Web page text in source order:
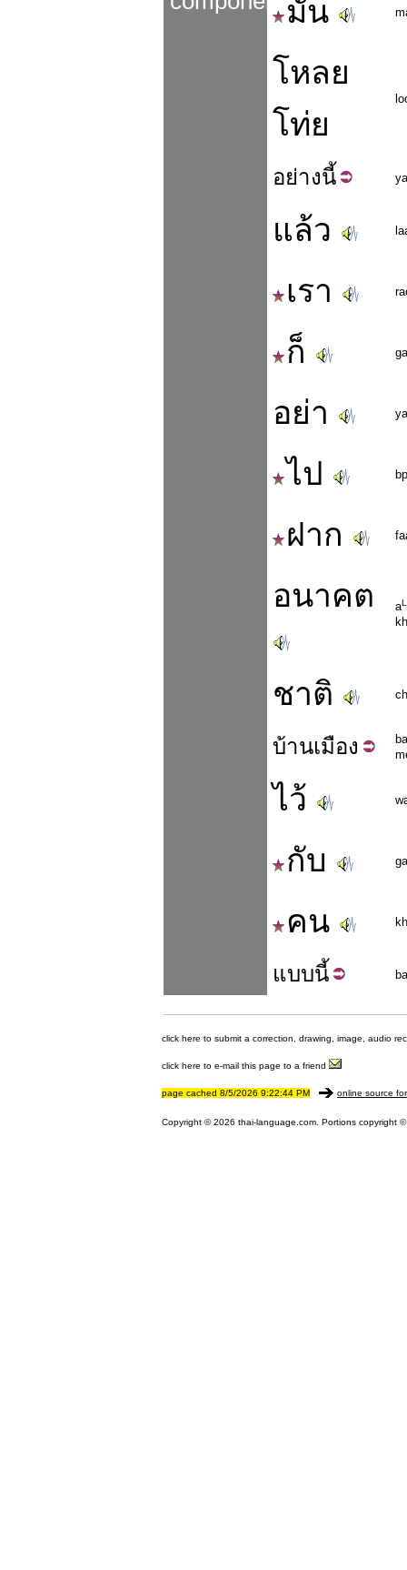
มัน
โหลย
โท่ย
อย่างนี้
แล้ว
เรา
ก็
อย่า
ไป
ฝาก
อนาคต aL
ชาติ
บ้านเมือง
ไว้
กับ
คน
แบบนี้
click here to submit a correction, drawing, image, audio
click here to e-mail this page to a friend
page cached 8/5/2026 9:22:44 PM online source
Copyright © 2026 thai-language.com. Portions copyright